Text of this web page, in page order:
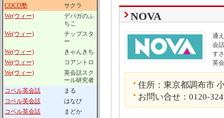
COCO塾
サクラ
We(ウィー)
デパガのふ
ちこ
We(ウィー)
チップスタ
ー
We(ウィー)
きゃんきち
We(ウィー)
コアントロ
We(ウィー)
英会話スク
ール研究者
コペル英会話
まる
コペル英会話
はなび
コペル英会話
まどか
NOVA
通
会
す
英
住所：東京都調布市
お問い合せ：0120-